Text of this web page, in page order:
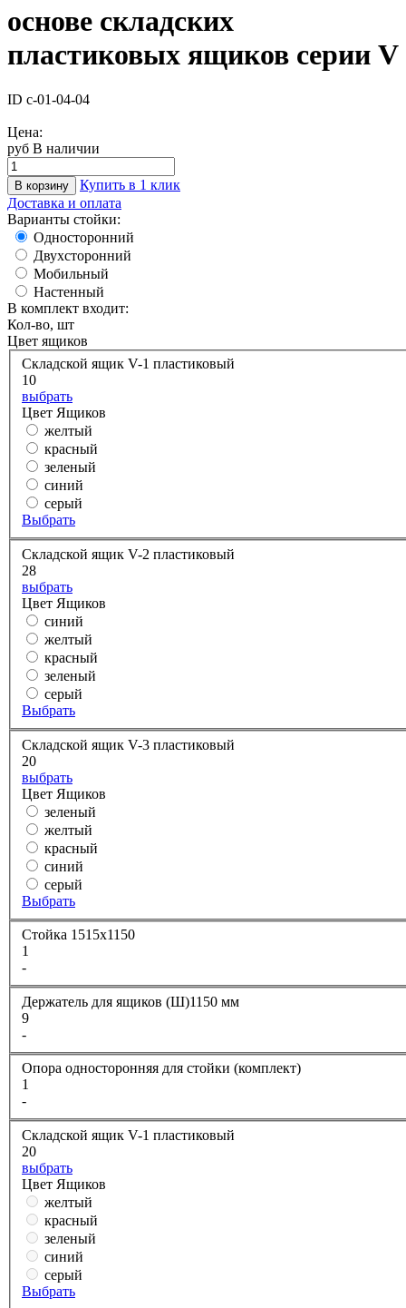
основе складских
пластиковых ящиков серии V
ID с-01-04-04
Цена:
руб В наличии
В корзину
Купить в 1 клик
Доставка и оплата
Варианты стойки:
Односторонний
Двухсторонний
Мобильный
Настенный
В комплект входит:
Кол-во, шт
Цвет ящиков
Складской ящик V-1 пластиковый
10
выбрать
Цвет Ящиков
желтый
красный
зеленый
синий
серый
Выбрать
Складской ящик V-2 пластиковый
28
выбрать
Цвет Ящиков
синий
желтый
красный
зеленый
серый
Выбрать
Складской ящик V-3 пластиковый
20
выбрать
Цвет Ящиков
зеленый
желтый
красный
синий
серый
Выбрать
Стойка 1515х1150
1
-
Держатель для ящиков (Ш)1150 мм
9
-
Опора односторонняя для стойки (комплект)
1
-
Складской ящик V-1 пластиковый
20
выбрать
Цвет Ящиков
желтый
красный
зеленый
синий
серый
Выбрать